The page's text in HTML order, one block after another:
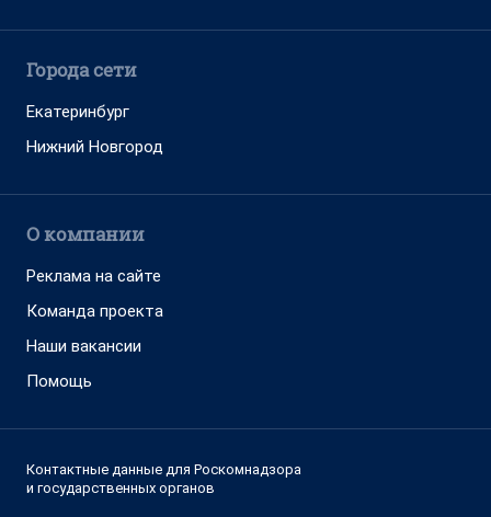
Города сети
Екатеринбург
Нижний Новгород
О компании
Реклама на сайте
Команда проекта
Наши вакансии
Помощь
Контактные данные для Роскомнадзора
и государственных органов